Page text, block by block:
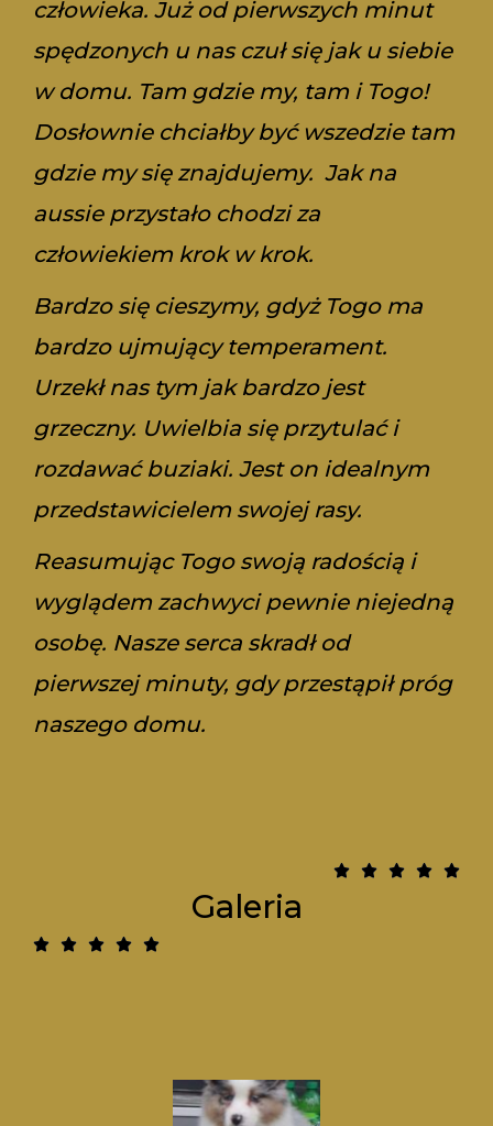
człowieka. Już od pierwszych minut
spędzonych u nas czuł się jak u siebie
w domu. Tam gdzie my, tam i Togo!
Dosłownie chciałby być wszedzie tam
gdzie my się znajdujemy. Jak na
aussie przystało chodzi za
człowiekiem krok w krok.
Bardzo się cieszymy, gdyż Togo ma
bardzo ujmujący temperament.
Urzekł nas tym jak bardzo jest
grzeczny. Uwielbia się przytulać i
rozdawać buziaki. Jest on idealnym
przedstawicielem swojej rasy.
Reasumując Togo swoją radością i
wyglądem zachwyci pewnie niejedną
osobę. Nasze serca skradł od
pierwszej minuty, gdy przestąpił próg
naszego domu.
    5
Galeria
    5